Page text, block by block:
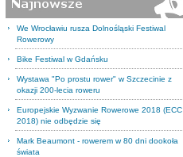
We Wrocławiu rusza Dolnośląski Festiwal
Rowerowy
Bike Festiwal w Gdańsku
Wystawa "Po prostu rower" w Szczecinie z
okazji 200-lecia roweru
Europejskie Wyzwanie Rowerowe 2018 (ECC
2018) nie odbędzie się
Mark Beaumont - rowerem w 80 dni dookoła
świata